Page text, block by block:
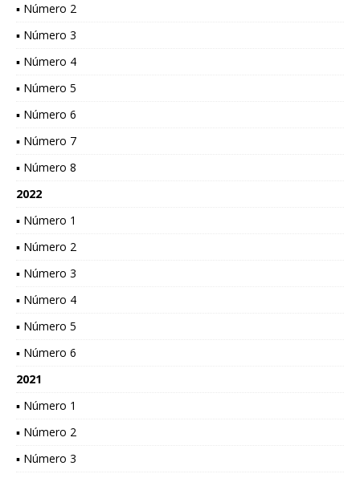
▪ Número 2
▪ Número 3
▪ Número 4
▪ Número 5
▪ Número 6
▪ Número 7
▪ Número 8
2022
▪ Número 1
▪ Número 2
▪ Número 3
▪ Número 4
▪ Número 5
▪ Número 6
2021
▪ Número 1
▪ Número 2
▪ Número 3